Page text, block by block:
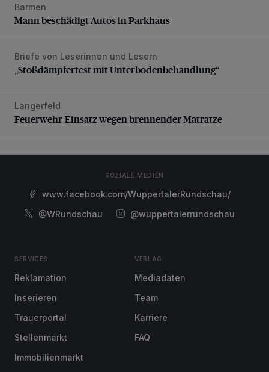
Mann beschädigt Autos in Parkhaus
Barmen
Mann beschädigt Autos in Parkhaus
„Stoßdämpfertest mit Unterbodenbehandlung“
Briefe von Leserinnen und Lesern
„Stoßdämpfertest mit Unterbodenbehandlung“
Feuerwehr-Einsatz wegen brennender Matratze
Langerfeld
Feuerwehr-Einsatz wegen brennender Matratze
SOZIALE MEDIEN
www.facebook.com/WuppertalerRundschau/
@WRundschau
@wuppertalerrundschau
SERVICES
Reklamation
Inserieren
Trauerportal
Stellenmarkt
Immobilienmarkt
VERLAG
Mediadaten
Team
Karriere
FAQ